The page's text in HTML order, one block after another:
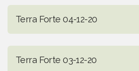
Terra Forte 04-12-20
Terra Forte 03-12-20